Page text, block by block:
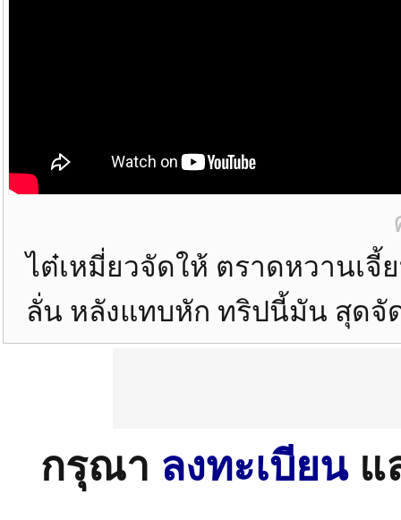
ไต๋เหมี่ยวจัดให้ ตราดหวานเจี้
ลั่น หลังแทบหัก ทริปนี้มัน สุดจั
กรุณา ลงทะเบียนแ